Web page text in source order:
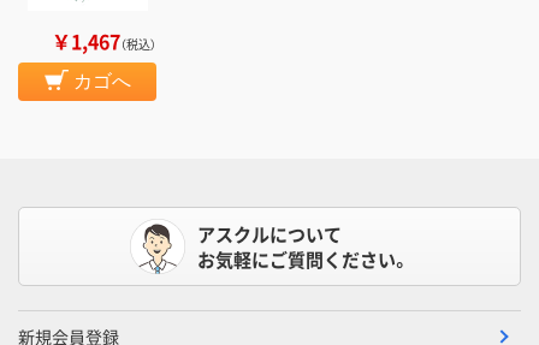
￥1,467（税込）
カゴへ
アスクルについて
お気軽にご質問ください。
新規会員登録